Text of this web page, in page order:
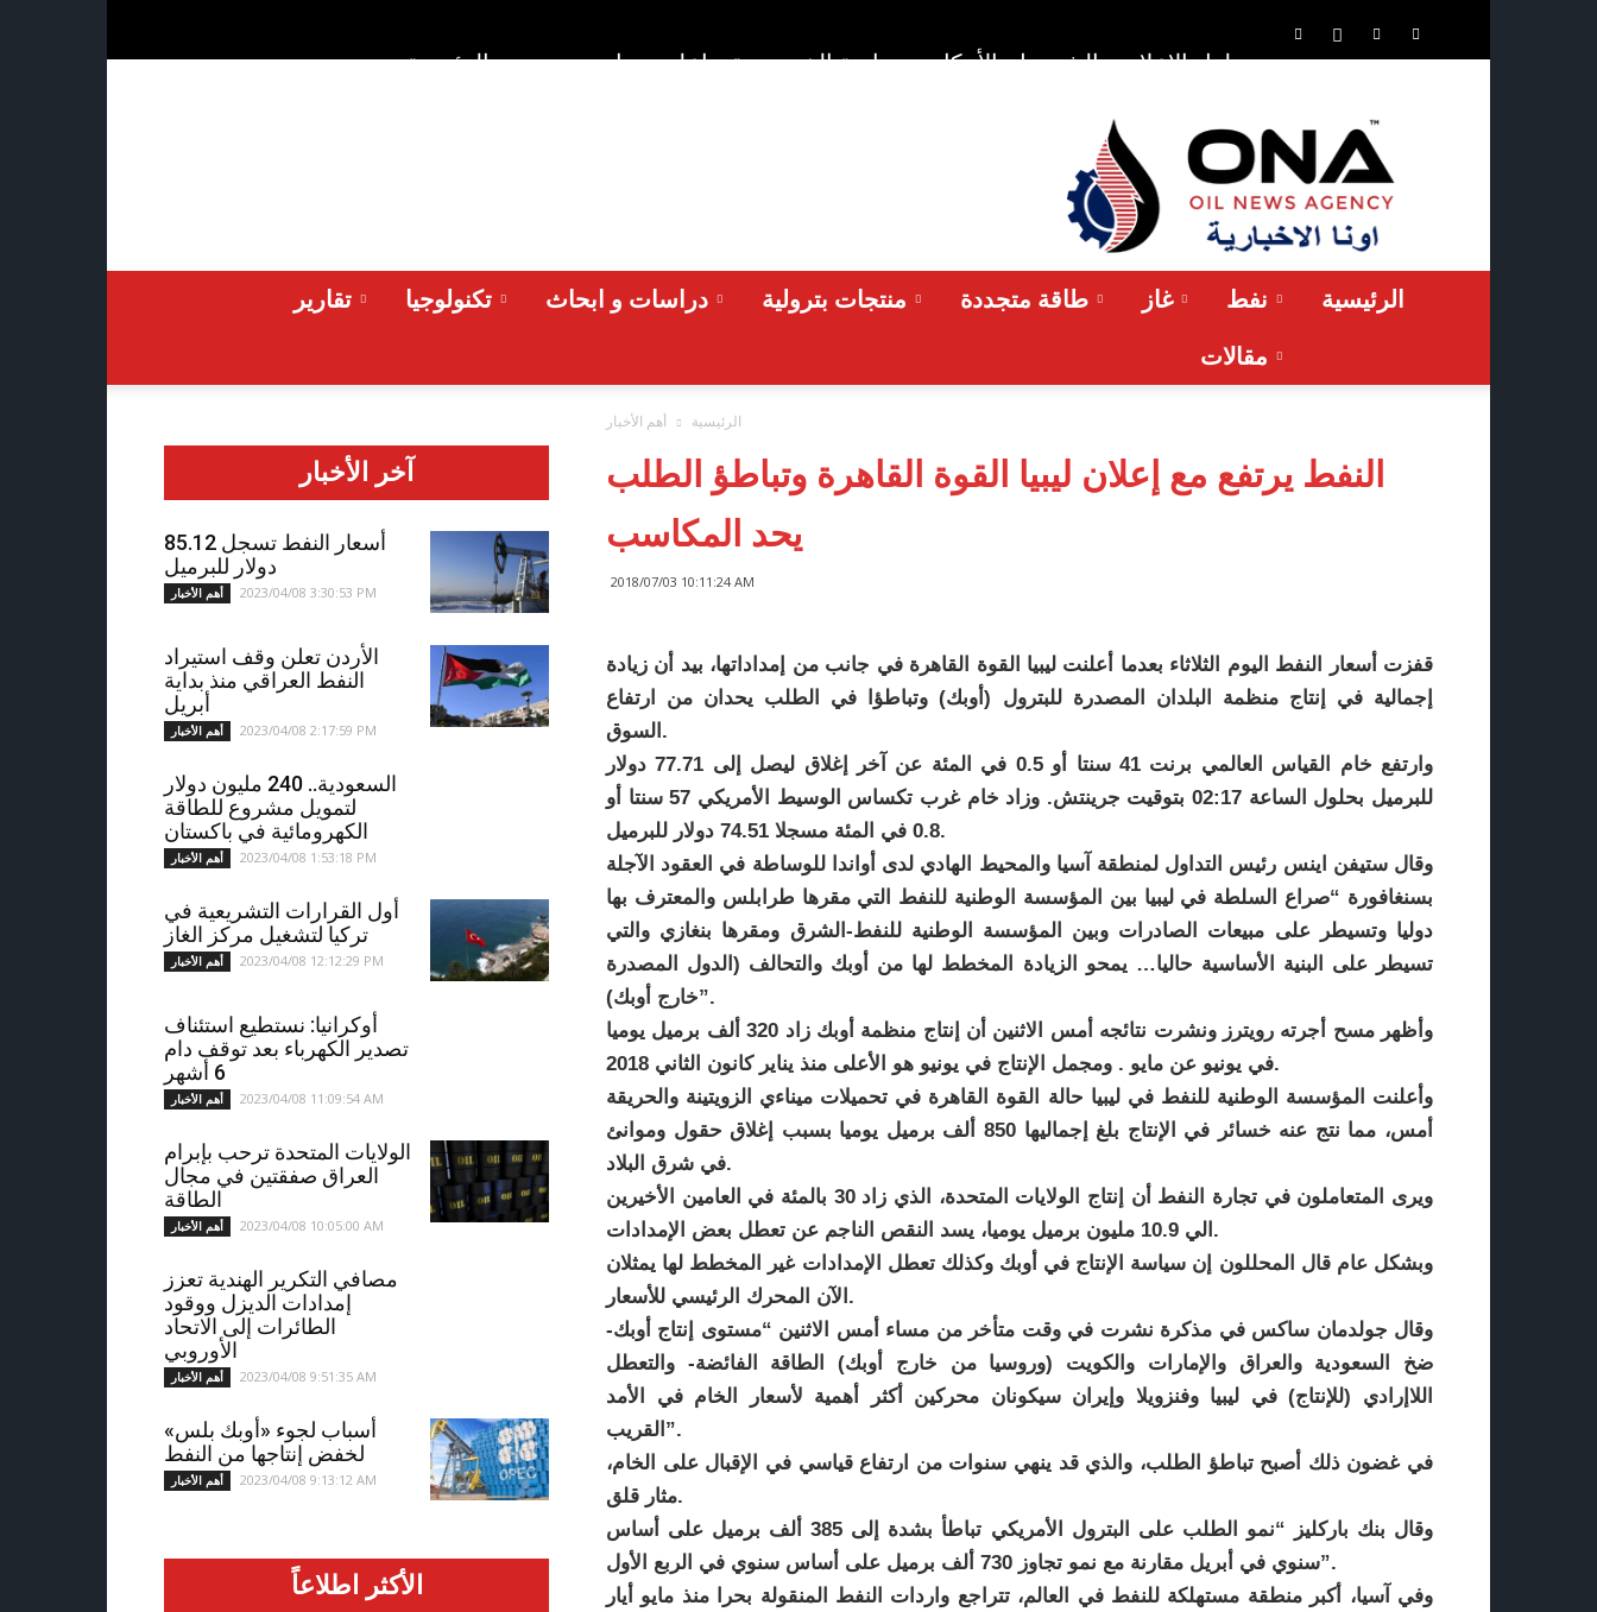
Saturday 2026-08-08 الرئيسية من نحن اعلن معنا سياسة الخصوصية الشروط والأحكام حلول الإعلان
ONA™
NEWS
/
أونا
الاخبارية
الرئيسية نفط غاز طاقة متجددة منتجات بترولية دراسات و ابحاث تكنولوجيا
تقارير
مقالات
الرئيسية أهم الأخبار
النفط يرتفع مع إعلان ليبيا القوة القاهرة وتباطؤ الطلب
يحد المكاسب
2018/07/03 10:11:24 AM
قفزت أسعار النفط اليوم الثلاثاء بعدما أعلنت ليبيا القوة القاهرة في جانب من إمداداتها، بيد أن زيادة
إجمالية في إنتاج منظمة البلدان المصدرة للبترول (أوبك) وتباطؤا في الطلب يحدان من ارتفاع
السوق.
وارتفع خام القياس العالمي برنت 41 سنتا أو 0.5 في المئة عن آخر إغلاق ليصل إلى 77.71 دولار
للبرميل بحلول الساعة 02:17 بتوقيت جرينتش. وزاد خام غرب تكساس الوسيط الأمريكي 57 سنتا أو
0.8 في المئة مسجلا 74.51 دولار للبرميل.
وقال ستيفن اينس رئيس التداول لمنطقة آسيا والمحيط الهادي لدى أواندا للوساطة في العقود الآجلة
بسنغافورة “صراع السلطة في ليبيا بين المؤسسة الوطنية للنفط التي مقرها طرابلس والمعترف بها
دوليا وتسيطر على مبيعات الصادرات وبين المؤسسة الوطنية للنفط-الشرق ومقرها بنغازي والتي
تسيطر على البنية الأساسية حاليا… يمحو الزيادة المخطط لها من أوبك والتحالف (الدول المصدرة
خارج أوبك)”.
وأظهر مسح أجرته رويترز ونشرت نتائجه أمس الاثنين أن إنتاج منظمة أوبك زاد 320 ألف برميل يوميا
في يونيو عن مايو . ومجمل الإنتاج في يونيو هو الأعلى منذ يناير كانون الثاني 2018.
وأعلنت المؤسسة الوطنية للنفط في ليبيا حالة القوة القاهرة في تحميلات ميناءي الزويتينة والحريقة
أمس، مما نتج عنه خسائر في الإنتاج بلغ إجماليها 850 ألف برميل يوميا بسبب إغلاق حقول وموانئ
في شرق البلاد.
ويرى المتعاملون في تجارة النفط أن إنتاج الولايات المتحدة، الذي زاد 30 بالمئة في العامين الأخيرين
الي 10.9 مليون برميل يوميا، يسد النقص الناجم عن تعطل بعض الإمدادات.
وبشكل عام قال المحللون إن سياسة الإنتاج في أوبك وكذلك تعطل الإمدادات غير المخطط لها يمثلان
الآن المحرك الرئيسي للأسعار.
وقال جولدمان ساكس في مذكرة نشرت في وقت متأخر من مساء أمس الاثنين “مستوى إنتاج أوبك-
ضخ السعودية والعراق والإمارات والكويت (وروسيا من خارج أوبك) الطاقة الفائضة- والتعطل
اللاإرادي (للإنتاج) في ليبيا وفنزويلا وإيران سيكونان محركين أكثر أهمية لأسعار الخام في الأمد
القريب”.
في غضون ذلك أصبح تباطؤ الطلب، والذي قد ينهي سنوات من ارتفاع قياسي في الإقبال على الخام،
مثار قلق.
وقال بنك باركليز “نمو الطلب على البترول الأمريكي تباطأ بشدة إلى 385 ألف برميل على أساس
سنوي في أبريل مقارنة مع نمو تجاوز 730 ألف برميل على أساس سنوي في الربع الأول”.
وفي آسيا، أكبر منطقة مستهلكة للنفط في العالم، تتراجع واردات النفط المنقولة بحرا منذ مايو أيار
آخر الأخبار
أسعار النفط تسجل 85.12
دولار للبرميل
أهم الأخبار 2023/04/08 3:30:53 PM
الأردن تعلن وقف استيراد
النفط العراقي منذ بداية
أبريل
أهم الأخبار 2023/04/08 2:17:59 PM
السعودية.. 240 مليون دولار
لتمويل مشروع للطاقة
الكهرومائية في باكستان
أهم الأخبار 2023/04/08 1:53:18 PM
أول القرارات التشريعية في
تركيا لتشغيل مركز الغاز
أهم الأخبار 2023/04/08 12:12:29 PM
أوكرانيا: نستطيع استئناف
تصدير الكهرباء بعد توقف دام
6 أشهر
أهم الأخبار 2023/04/08 11:09:54 AM
الولايات المتحدة ترحب بإبرام
العراق صفقتين في مجال
الطاقة
أهم الأخبار 2023/04/08 10:05:00 AM
مصافي التكرير الهندية تعزز
إمدادات الديزل ووقود
الطائرات إلى الاتحاد
الأوروبي
أهم الأخبار 2023/04/08 9:51:35 AM
أسباب لجوء «أوبك بلس»
لخفض إنتاجها من النفط
أهم الأخبار 2023/04/08 9:13:12 AM
الأكثر اطلاعاً